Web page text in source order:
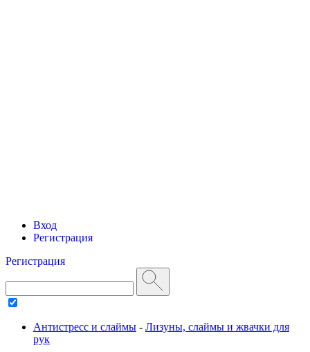
Вход
Регистрация
Регистрация
Антистресс и слаймы - Лизуны, слаймы и жвачки для
рук